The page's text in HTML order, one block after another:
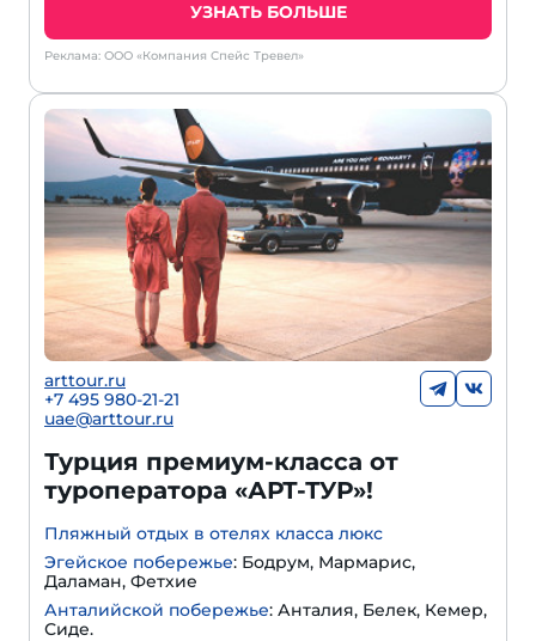
УЗНАТЬ БОЛЬШЕ
Реклама: ООО «Компания Спейс Тревел»
arttour.ru
+7 495 980-21-21
uae@arttour.ru
Турция премиум-класса от
туроператора «АРТ-ТУР»!
Пляжный отдых в отелях класса люкс
Эгейское побережье: Бодрум, Мармарис,
Даламан, Фетхие
Анталийской побережье: Анталия, Белек, Кемер,
Сиде.